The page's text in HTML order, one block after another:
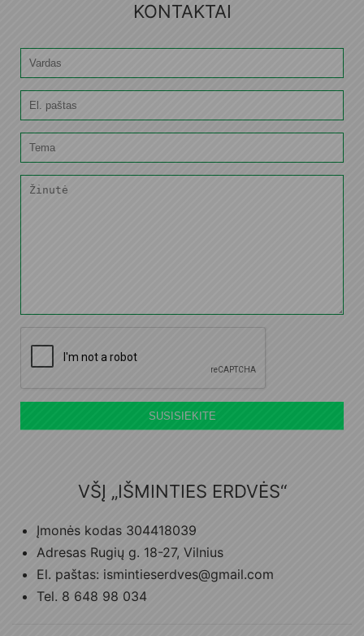
KONTAKTAI
SUSISIEKITE
VŠĮ „IŠMINTIES ERDVĖS“
Įmonės kodas 304418039
Adresas Rugių g. 18-27, Vilnius
El. paštas: ismintieserdves@gmail.com
Tel. 8 648 98 034